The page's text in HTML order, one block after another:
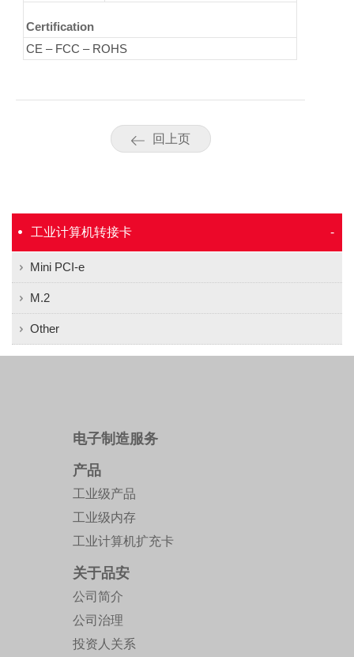
Certification
CE – FCC – ROHS
回上页
工业计算机转接卡
Mini PCI-e
M.2
Other
电子制造服务
产品
工业级产品
工业级内存
工业计算机扩充卡
关于品安
公司简介
公司治理
投资人关系